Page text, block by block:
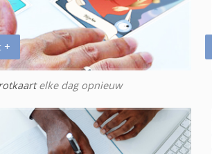
+
elke dag opnieuw